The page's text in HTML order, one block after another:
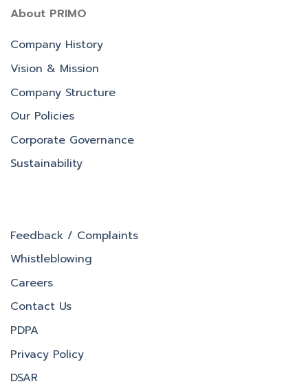
About PRIMO
Company History
Vision & Mission
Company Structure
Our Policies
Corporate Governance
Sustainability
Feedback / Complaints
Whistleblowing
Careers
Contact Us
PDPA
Privacy Policy
DSAR